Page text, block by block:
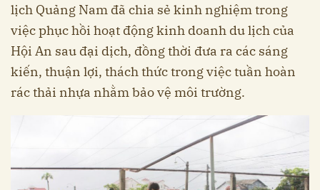
lịch Quảng Nam đã chia sẻ kinh nghiệm trong
việc phục hồi hoạt động kinh doanh du lịch của
Hội An sau đại dịch, đồng thời đưa ra các sáng
kiến, thuận lợi, thách thức trong việc tuần hoàn
rác thải nhựa nhằm bảo vệ môi trường.